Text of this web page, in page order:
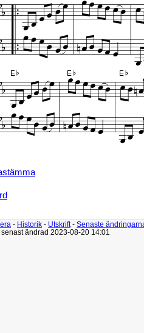
- Historik - Utskrift- Senaste
ändrad 2023-08-20 14:01